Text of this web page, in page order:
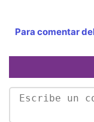
Para comentar